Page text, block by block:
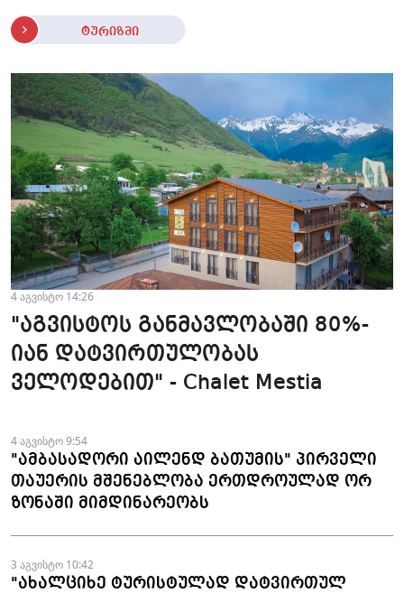
ტურიზმი
4 აგვისტო 14:26
"აგვისტოს განმავლობაში 80%-
იან დატვირთულობას
ველოდებით" - Chalet Mestia
4 აგვისტო 9:54
"ამბასადორი აილენდ ბათუმის" პირველი
თაუერის მშენებლობა ერთდროულად ორ
ზონაში მიმდინარეობს
3 აგვისტო 10:42
"ახალციხე ტურისტულად დატვირთულ